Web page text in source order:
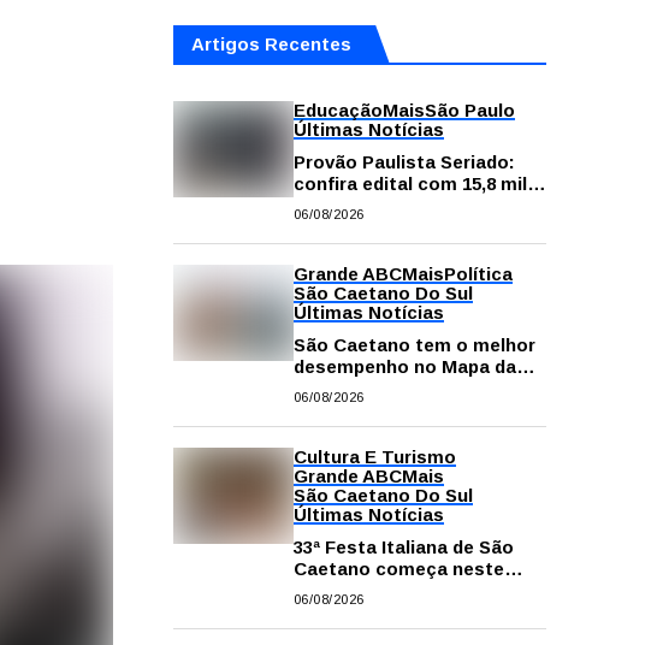
Artigos Recentes
EducaçãoMaisSão Paulo
Últimas Notícias
Provão Paulista Seriado:
confira edital com 15,8 mil
vagas para ensino superior
06/08/2026
Grande ABCMaisPolítica
São Caetano Do Sul
Últimas Notícias
São Caetano tem o melhor
desempenho no Mapa da
Desigualdade da Grande SP
06/08/2026
Cultura E Turismo
Grande ABCMais
São Caetano Do Sul
Últimas Notícias
33ª Festa Italiana de São
Caetano começa neste
sábado com mais barracas
e atrações
06/08/2026